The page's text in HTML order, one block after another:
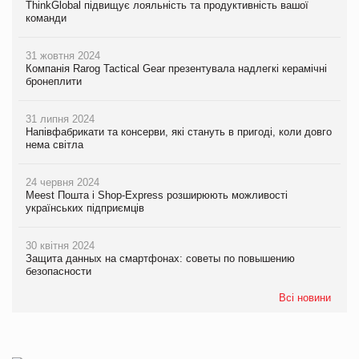
ThinkGlobal підвищує лояльність та продуктивність вашої
команди
31 жовтня 2024
Компанія Rarog Tactical Gear презентувала надлегкі керамічні
бронеплити
31 липня 2024
Напівфабрикати та консерви, які стануть в пригоді, коли довго
нема світла
24 червня 2024
Meest Пошта і Shop-Express розширюють можливості
українських підприємців
30 квітня 2024
Защита данных на смартфонах: советы по повышению
безопасности
Всі новини